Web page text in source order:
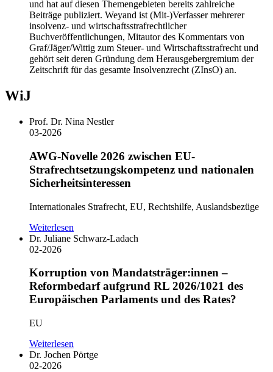
und hat auf diesen Themengebieten bereits zahlreiche
Beiträge publiziert. Weyand ist (Mit-)Verfasser mehrerer
insolvenz- und wirtschaftsstrafrechtlicher
Buchveröffentlichungen, Mitautor des Kommentars von
Graf/Jäger/Wittig zum Steuer- und Wirtschaftsstrafrecht und
gehört seit deren Gründung dem Herausgebergremium der
Zeitschrift für das gesamte Insolvenzrecht (ZInsO) an.
WiJ
Prof. Dr. Nina Nestler
03-2026
AWG-Novelle 2026 zwischen EU-
Strafrechtsetzungskompetenz und nationalen
Sicherheitsinteressen
Internationales Strafrecht, EU, Rechtshilfe, Auslandsbezüge
Weiterlesen
Dr. Juliane Schwarz-Ladach
02-2026
Korruption von Mandatsträger:innen –
Reformbedarf aufgrund RL 2026/1021 des
Europäischen Parlaments und des Rates?
EU
Weiterlesen
Dr. Jochen Pörtge
02-2026